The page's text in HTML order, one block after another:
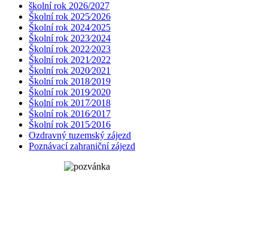
školní rok 2026/2027
Školní rok 2025⁄2026
Školní rok 2024⁄2025
Školní rok 2023⁄2024
Školní rok 2022⁄2023
Školní rok 2021⁄2022
Školní rok 2020⁄2021
Školní rok 2018⁄2019
Školní rok 2019⁄2020
Školní rok 2017⁄2018
Školní rok 2016⁄2017
Školní rok 2015⁄2016
Ozdravný tuzemský zájezd
Poznávací zahraniční zájezd